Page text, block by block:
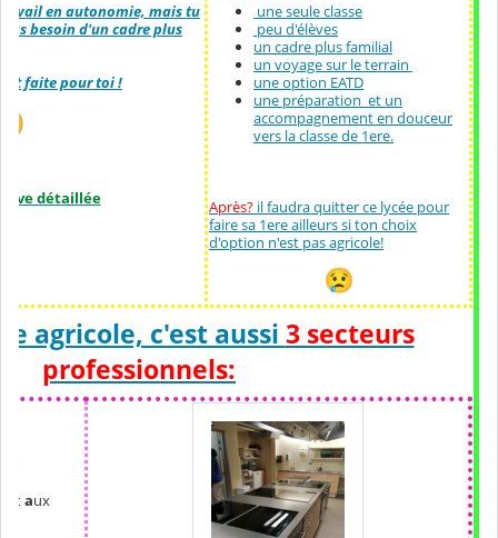
en autonomie, mais tu
as besoin d'un cadre plus
est faite pour toi !
détaillée
une seule classe
peu d'élèves
un cadre plus familial
un voyage sur le terrain
une option EATD
une préparation et un
accompagnement en douceur
vers la classe de 1ere.
Après? il faudra quitter ce lycée pour
faire sa 1ere ailleurs si ton choix
d'option n'est pas agricole!
agricole, c'est aussi 3 secteurs
professionnels:
etaux